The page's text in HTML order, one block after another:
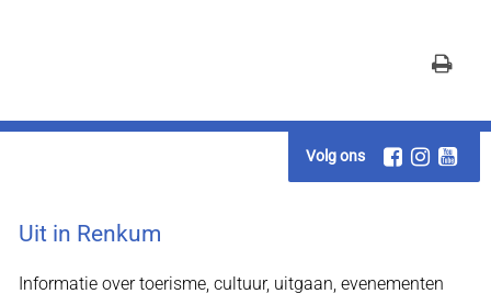
Volg ons
Uit in Renkum
Informatie over toerisme, cultuur, uitgaan, evenementen